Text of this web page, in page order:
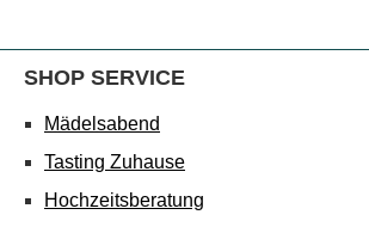
SHOP SERVICE
Mädelsabend
Tasting Zuhause
Hochzeitsberatung